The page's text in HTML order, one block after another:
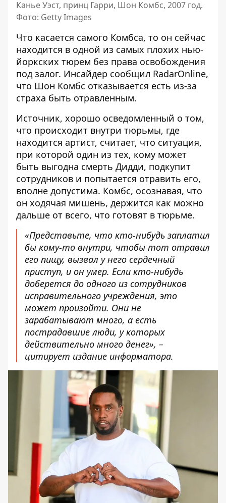
Канье Уэст, принц Гарри, Шон Комбс, 2007 год.
Фото: Getty Images
Что касается самого Комбса, то он сейчас
находится в одной из самых плохих нью-
йоркских тюрем без права освобождения
под залог. Инсайдер сообщил RadarOnline,
что Шон Комбс отказывается есть из-за
страха быть отравленным.
Источник, хорошо осведомленный о том,
что происходит внутри тюрьмы, где
находится артист, считает, что ситуация,
при которой один из тех, кому может
быть выгодна смерть Дидди, подкупит
сотрудников и попытается отравить его,
вполне допустима. Комбс, осознавая, что
он ходячая мишень, держится как можно
дальше от всего, что готовят в тюрьме.
«Представьте, что кто-нибудь заплатил
бы кому-то внутри, чтобы тот отравил
его пищу, вызвал у него сердечный
приступ, и он умер. Если кто-нибудь
доберется до одного из сотрудников
исправительного учреждения, это
может произойти. Они не
зарабатывают много, а есть
пострадавшие люди, у которых
действительно много денег», –
цитирует издание информатора.